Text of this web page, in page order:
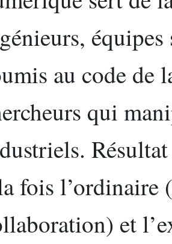
équipes
au code de
qui
fois l’ordinaire
et